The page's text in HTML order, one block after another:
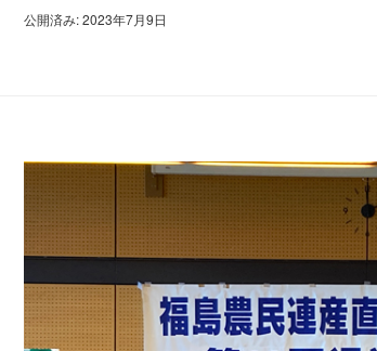
公開済み: 2023年7月9日